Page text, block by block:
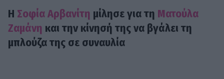
Η Σοφία Αρβανίτη μίλησε για τη Ματούλα
Ζαμάνη και την κίνησή της να βγάλει τη
μπλούζα της σε συναυλία